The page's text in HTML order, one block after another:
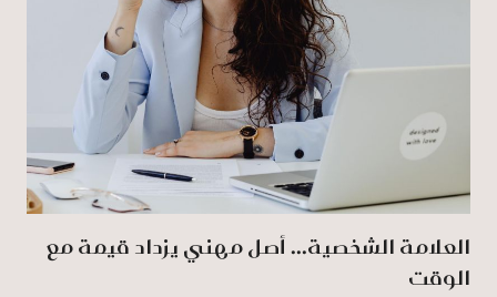
العلامة الشخصية... أصل مهني يزداد قيمة مع
الوقت